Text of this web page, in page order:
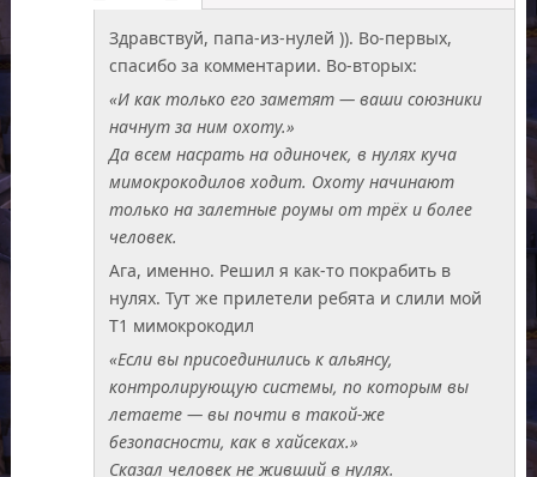
Здравствуй, папа-из-нулей )). Во-первых,
спасибо за комментарии. Во-вторых:
«И как только его заметят — ваши союзники
начнут за ним охоту.»
Да всем насрать на одиночек, в нулях куча
мимокрокодилов ходит. Охоту начинают
только на залетные роумы от трёх и более
человек.
Ага, именно. Решил я как-то покрабить в
нулях. Тут же прилетели ребята и слили мой
Т1 мимокрокодил
«Если вы присоединились к альянсу,
контролирующую системы, по которым вы
летаете — вы почти в такой-же
безопасности, как в хайсеках.»
Сказал человек не живший в нулях.